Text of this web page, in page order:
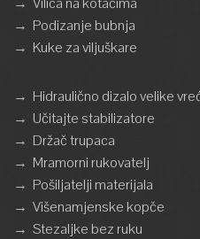
→ Podizanje bubnja
→ Kuke za viljuškare
→ Hidraulično dizalo velike
→ Učitajte stabilizatore
→ Držač trupaca
→ Mramorni rukovatelj
→ Pošiljatelji materijala
→ Višenamjenske kopče
→ Stezaljke bez ruku